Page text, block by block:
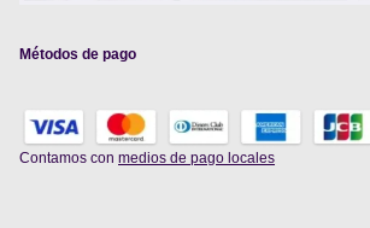
Métodos de pago
Contamos con medios de pago locales